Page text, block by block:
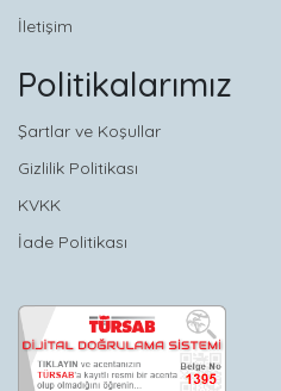
İletişim
Politikalarımız
Şartlar ve Koşullar
Gizlilik Politikası
KVKK
İade Politikası